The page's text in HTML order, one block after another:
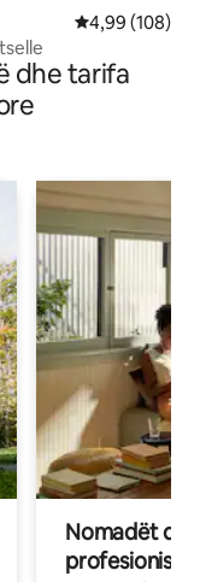
Vlerësimi
4,99 (108)
dhe tarifa
Nomadët